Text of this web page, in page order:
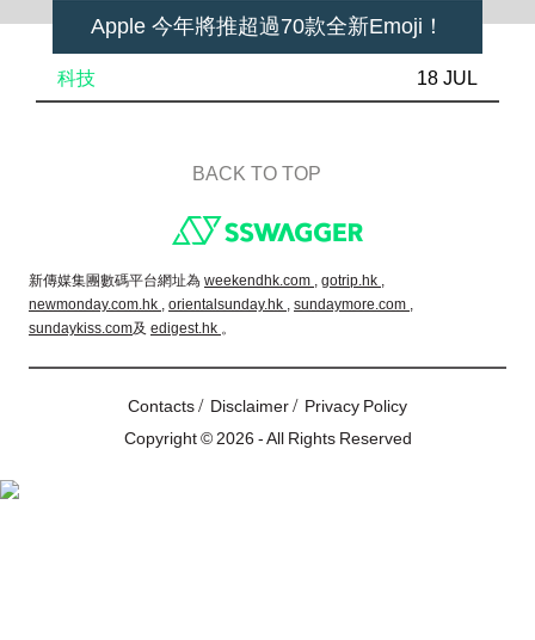
Apple 今年將推超過70款全新Emoji！
科技 18 JUL
BACK TO TOP
新傳媒集團數碼平台網址為 weekendhk.com , gotrip.hk ,
newmonday.com.hk , orientalsunday.hk , sundaymore.com ,
sundaykiss.com及 edigest.hk 。
Contacts/ Disclaimer/ Privacy Policy
Copyright © 2026 - All Rights Reserved